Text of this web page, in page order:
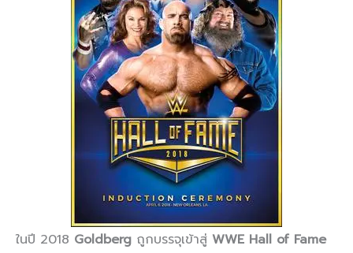
ในปี 2018 Goldberg ถูกบรรจุเข้าสู่ WWE Hall of Fame